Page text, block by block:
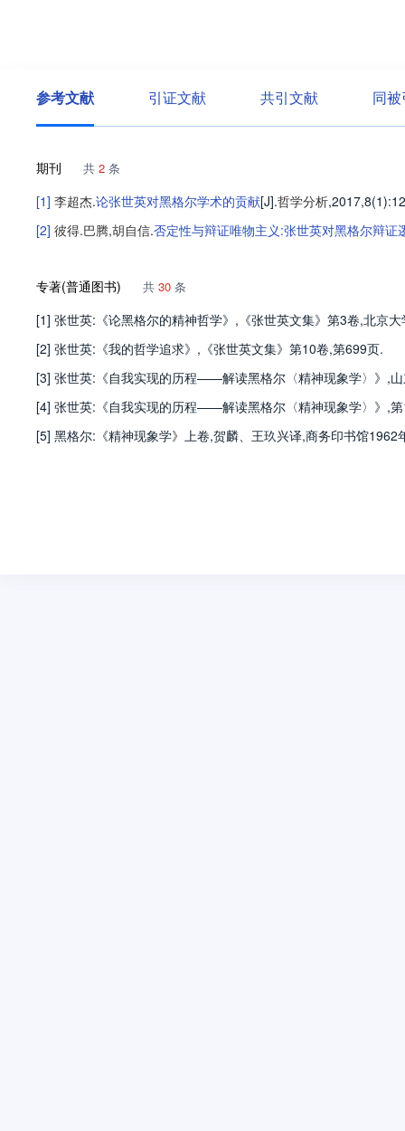
参考文献 引证文献 共引文献 同
期刊 共 2 条
[1] 李超杰.论张世英对黑格尔学术的贡献[J].哲学分析,2017,8(1)
[2] 彼得.巴腾,胡自信.否定性与辩证唯物主义:张世英对黑格尔辩证
专著(普通图书) 共 30 条
[1] 张世英:《论黑格尔的精神哲学》,《张世英文集》第3卷,北京
[2] 张世英:《我的哲学追求》,《张世英文集》第10卷,第699页.
[3] 张世英:《自我实现的历程——解读黑格尔〈精神现象学〉》,
[4] 张世英:《自我实现的历程——解读黑格尔〈精神现象学〉》,
[5] 黑格尔:《精神现象学》上卷,贺麟、王玖兴译,商务印书馆1962